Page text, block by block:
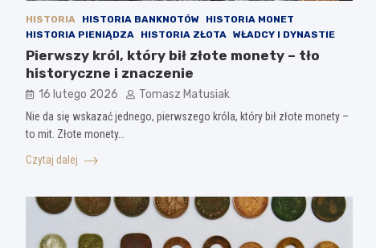
HISTORIA HISTORIA BANKNOTÓW
HISTORIA MONET
HISTORIA PIENIĄDZA
HISTORIA ZŁOTA WŁADCY I DYNASTIE
Pierwszy król, który bił złote monety – tło
historyczne i znaczenie
16 lutego 2026 Tomasz Matusiak
Nie da się wskazać jednego, pierwszego króla, który bił złote monety –
to mit. Złote monety…
Czytaj dalej